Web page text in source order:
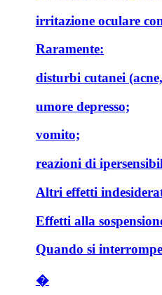
irritazione oculare
Raramente:
disturbi cutanei
umore depresso;
vomito;
reazioni di
Altri effetti
Effetti alla
Quando si
�